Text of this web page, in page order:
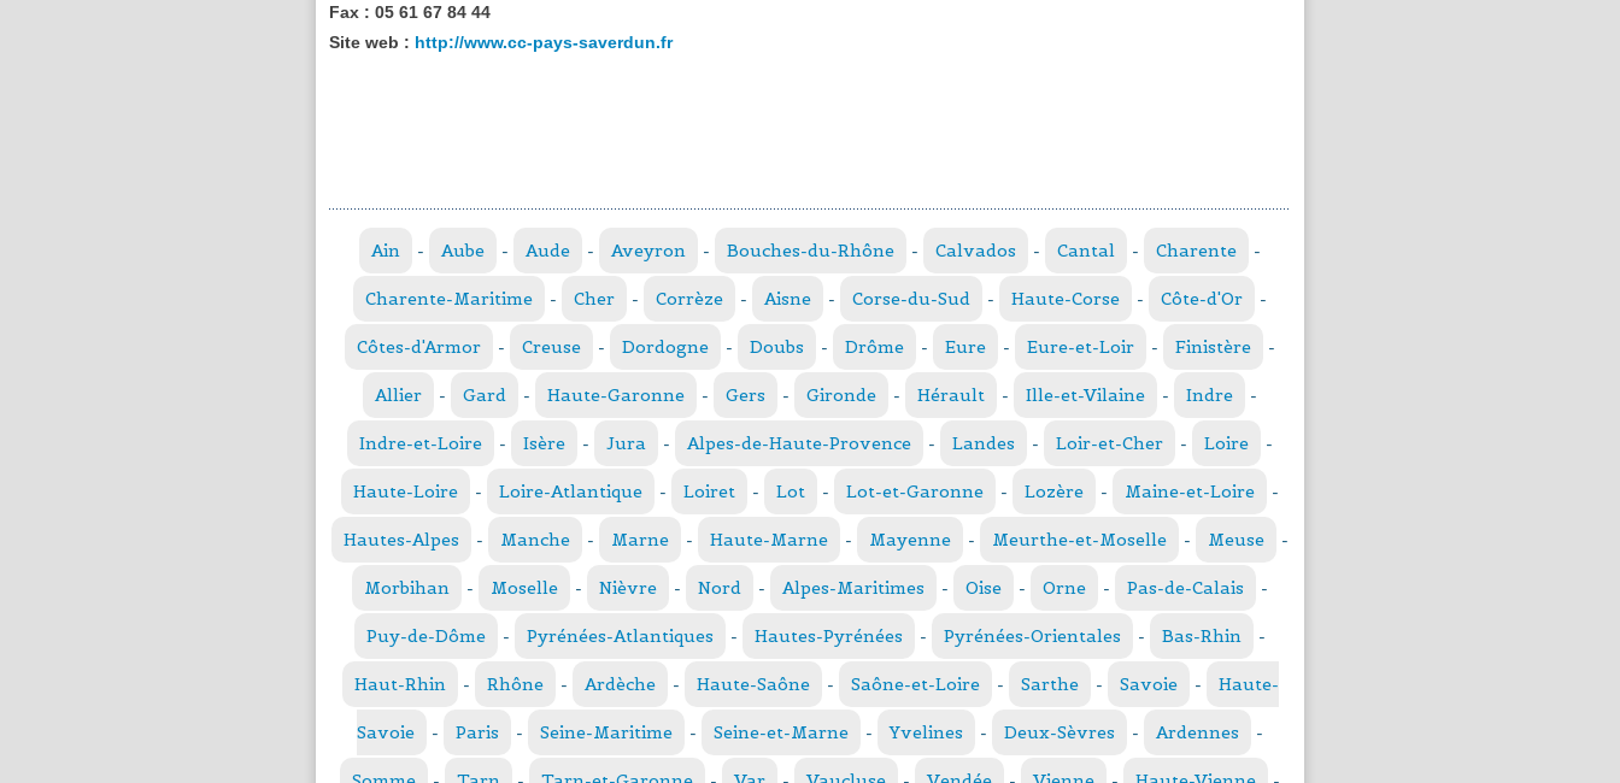
Fax : 05 61 67 84 44
Site web : http://www.cc-pays-saverdun.fr
Ain - Aube - Aude - Aveyron - Bouches-du-Rhône - Calvados - Cantal - Charente -
Charente-Maritime - Cher - Corrèze - Aisne - Corse-du-Sud - Haute-Corse - Côte-d'Or -
Côtes-d'Armor - Creuse - Dordogne - Doubs - Drôme - Eure - Eure-et-Loir - Finistère -
Allier - Gard - Haute-Garonne - Gers - Gironde - Hérault - Ille-et-Vilaine - Indre -
Indre-et-Loire - Isère - Jura - Alpes-de-Haute-Provence - Landes - Loir-et-Cher - Loire -
Haute-Loire - Loire-Atlantique - Loiret - Lot - Lot-et-Garonne - Lozère - Maine-et-Loire -
Hautes-Alpes - Manche - Marne - Haute-Marne - Mayenne - Meurthe-et-Moselle - Meuse -
Morbihan - Moselle - Nièvre - Nord - Alpes-Maritimes - Oise - Orne - Pas-de-Calais -
Puy-de-Dôme - Pyrénées-Atlantiques - Hautes-Pyrénées - Pyrénées-Orientales - Bas-Rhin -
Haut-Rhin - Rhône - Ardèche - Haute-Saône - Saône-et-Loire - Sarthe - Savoie - Haute-
Savoie - Paris - Seine-Maritime - Seine-et-Marne - Yvelines - Deux-Sèvres - Ardennes -